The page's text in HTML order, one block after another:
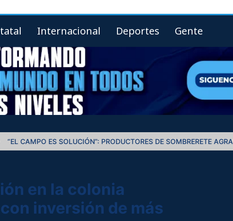
Internacional Deportes Gente
ES SOLUCIÓN”: PRODUCTORES DE SOMBRERETE AGRADECEN
en la colonia
inversión de más